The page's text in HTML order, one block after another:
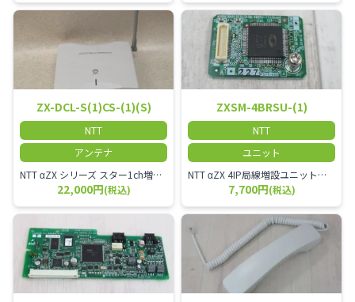
ZX-DCL-S(1)CS-(1)(S)
NTT
アンテナ
NTT αZX シリーズ スター1ch増設接続装置 コードレス接続用アンテナ ZX-DCL-S1CS-1M ZX-DCL-PS等と組み合わせて使用します。 ZX-DCL-PSを複数台接続できますが同時に通話できるのは１台のみです。
22,000円(税込)
ZXSM-4BRSU-(1)
NTT
ユニット
NTT αZX 4IP局線増設ユニット ひかり電話オフィスタイプで4ch以上にしたい場合必要となるユニットです。
7,700円(税込)